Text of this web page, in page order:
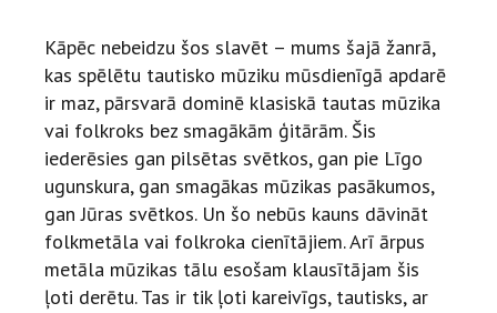
Kāpēc nebeidzu šos slavēt – mums šajā žanrā,
kas spēlētu tautisko mūziku mūsdienīgā apdarē
ir maz, pārsvarā dominē klasiskā tautas mūzika
vai folkroks bez smagākām ģitārām. Šis
iederēsies gan pilsētas svētkos, gan pie Līgo
ugunskura, gan smagākas mūzikas pasākumos,
gan Jūras svētkos. Un šo nebūs kauns dāvināt
folkmetāla vai folkroka cienītājiem. Arī ārpus
metāla mūzikas tālu esošam klausītājam šis
ļoti derētu. Tas ir tik ļoti kareivīgs, tautisks, ar